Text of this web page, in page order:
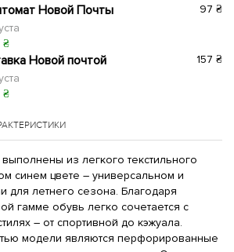
Новой Почты
₴
97 ₴
Новой почтой
₴
157 ₴
из легкого текстильного
синем цвете – универсальном и
для летнего сезона. Благодаря
гамме обувь легко сочетается с
– от спортивной до кэжуала.
модели являются перфорированные